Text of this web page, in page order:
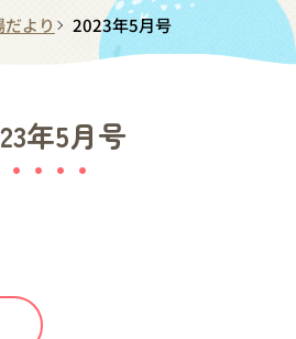
より 2023年5月号
年5月号